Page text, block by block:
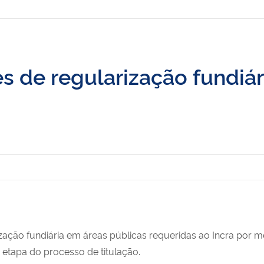
de regularização
fundiária em áreas públicas requeridas ao Incra por
do processo de titulação.